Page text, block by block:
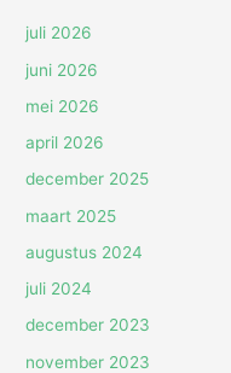
juli 2026
juni 2026
mei 2026
april 2026
december 2025
maart 2025
augustus 2024
juli 2024
december 2023
november 2023